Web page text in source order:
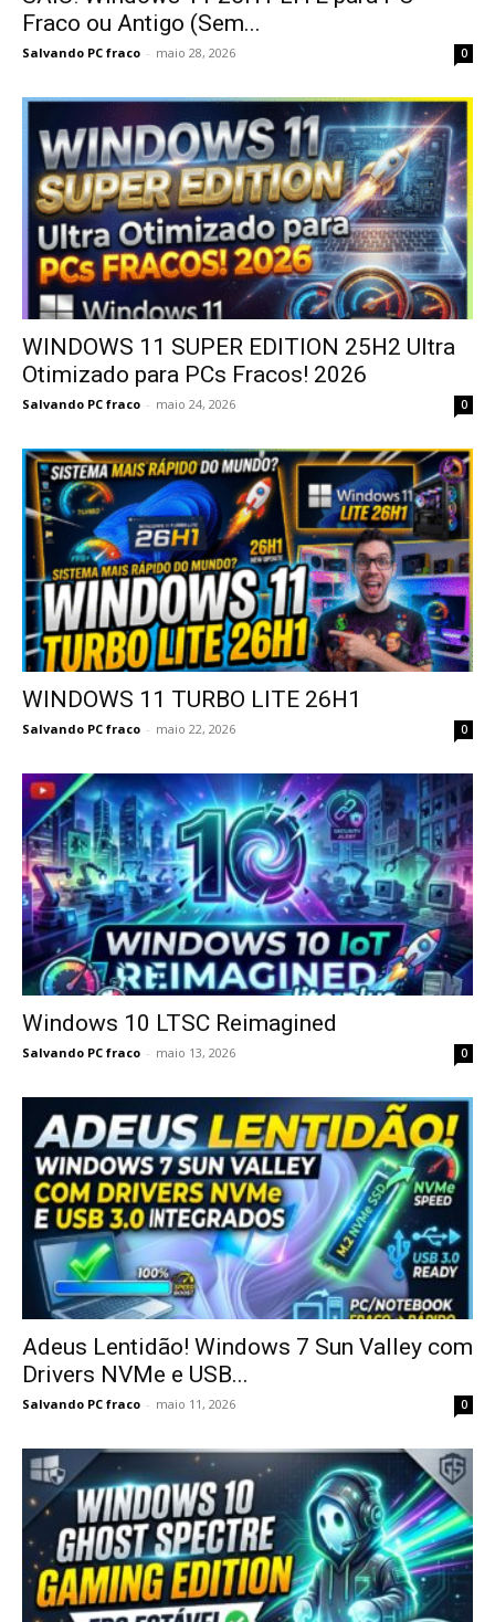
Fraco ou Antigo (Sem...
Salvando PC fraco - maio 28, 2026 0
WINDOWS 11 SUPER EDITION 25H2 Ultra
Otimizado para PCs Fracos! 2026
Salvando PC fraco - maio 24, 2026 0
WINDOWS 11 TURBO LITE 26H1
Salvando PC fraco - maio 22, 2026 0
Windows 10 LTSC Reimagined
Salvando PC fraco - maio 13, 2026 0
Adeus Lentidão! Windows 7 Sun Valley com
Drivers NVMe e USB...
Salvando PC fraco - maio 11, 2026 0